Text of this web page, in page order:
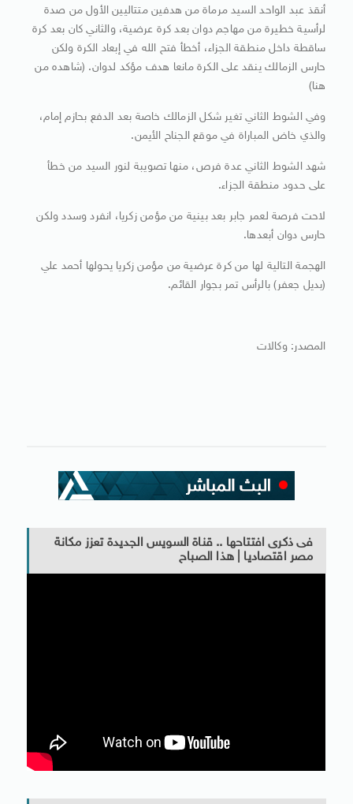
أنقذ عبد الواحد السيد مرماة من هدفين متتاليين الأول من صدة
لرأسية خطيرة من مهاجم دوان بعد كرة عرضية، والثاني كان بعد كرة
ساقطة داخل منطقة الجزاء، أخطأ فتح الله في إبعاد الكرة ولكن
حارس الزمالك ينقد على الكرة مانعا هدف مؤكد لدوان. (شاهده من
هنا)
وفي الشوط الثاني تغير شكل الزمالك خاصة بعد الدفع بحازم إمام،
والذي خاض المباراة في موقع الجناح الأيمن.
شهد الشوط الثاني عدة فرص، منها تصويبة لنور السيد من خطأ
على حدود منطقة الجزاء.
لاحت فرصة لعمر جابر بعد بينية من مؤمن زكريا، انفرد وسدد ولكن
حارس دوان أبعدها.
الهجمة التالية لها من كرة عرضية من مؤمن زكريا يحولها أحمد علي
(بديل جعفر) بالرأس تمر بجوار القائم.
المصدر: وكالات
فى ذكرى افتتاحها .. قناة السويس الجديدة تعزز مكانة
مصر اقتصاديا | هذا الصباح